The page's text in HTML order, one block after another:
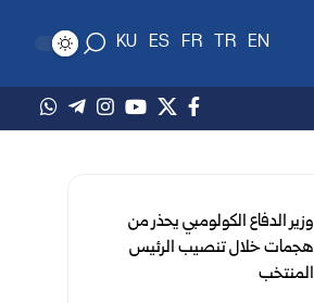
EN
TR
FR
ES
KU
وزير الدفاع الكولومبي يحذر من
هجمات خلال تنصيب الرئيس
المنتخب